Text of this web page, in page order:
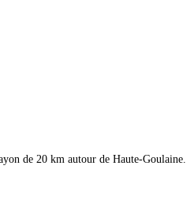
de 20 km autour de Haute-Goulaine.